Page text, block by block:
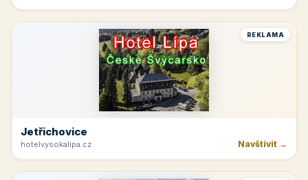
REKLAMA
Jetřichovice
hotelvysokalipa.cz Navštívit →